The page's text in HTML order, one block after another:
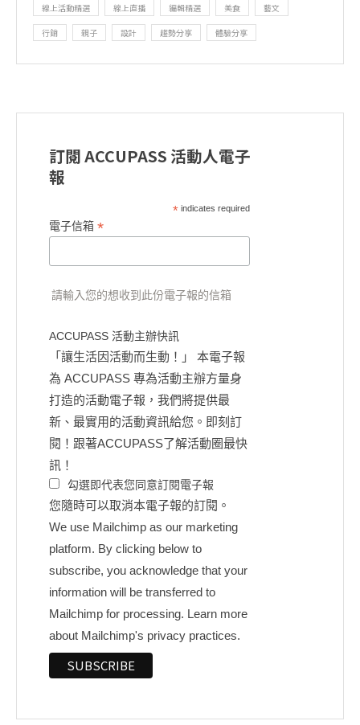
線上活動精選 線上直播 編輯精選 美食 藝文
行銷 親子 設計 趨勢分享 體驗分享
訂閱 ACCUPASS 活動人電子
報
*indicates required
電子信箱 *
請輸入您的想收到此份電子報的信箱
ACCUPASS 活動主辦快訊
「讓生活因活動而生動！」 本電子報
為 ACCUPASS 專為活動主辦方量身
打造的活動電子報，我們將提供最
新、最實用的活動資訊給您。即刻訂
閱！跟著ACCUPASS了解活動圈最快
訊！
勾選即代表您同意訂閱電子報
您隨時可以取消本電子報的訂閱。
We use Mailchimp as our marketing
platform. By clicking below to
subscribe, you acknowledge that your
information will be transferred to
Mailchimp for processing. Learn more
about Mailchimp's privacy practices.